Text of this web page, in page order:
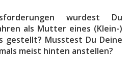
wurdest Du
als Mutter eines (Klein-)
gestellt? Musstest Du Deine
meist hinten anstellen?